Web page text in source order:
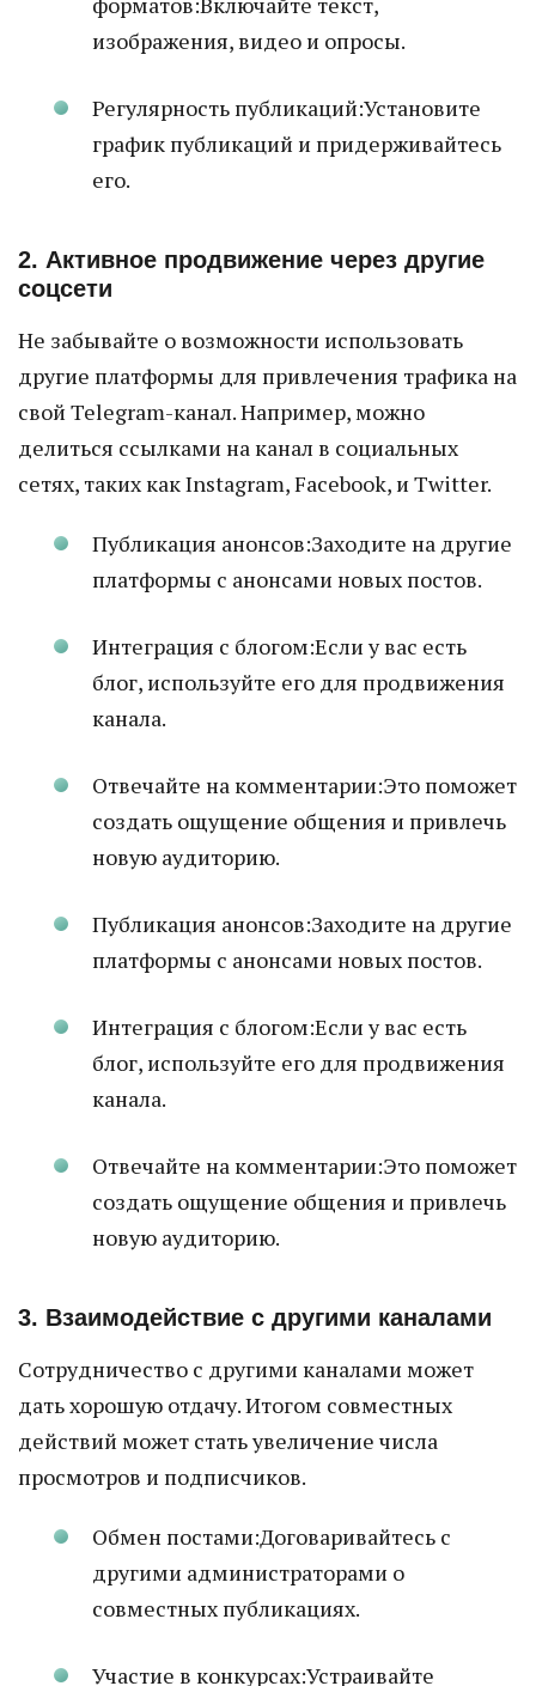
изображения, видео и опросы.
Регулярность публикаций:Установите
график публикаций и придерживайтесь
его.
2. Активное продвижение через другие
соцсети
Не забывайте о возможности использовать
другие платформы для привлечения трафика на
свой Telegram-канал. Например, можно
делиться ссылками на канал в социальных
сетях, таких как Instagram, Facebook, и Twitter.
Публикация анонсов:Заходите на другие
платформы с анонсами новых постов.
Интеграция с блогом:Если у вас есть
блог, используйте его для продвижения
канала.
Отвечайте на комментарии:Это поможет
создать ощущение общения и привлечь
новую аудиторию.
Публикация анонсов:Заходите на другие
платформы с анонсами новых постов.
Интеграция с блогом:Если у вас есть
блог, используйте его для продвижения
канала.
Отвечайте на комментарии:Это поможет
создать ощущение общения и привлечь
новую аудиторию.
3. Взаимодействие с другими каналами
Сотрудничество с другими каналами может
дать хорошую отдачу. Итогом совместных
действий может стать увеличение числа
просмотров и подписчиков.
Обмен постами:Договаривайтесь с
другими администраторами о
совместных публикациях.
Участие в конкурсах:Устраивайте